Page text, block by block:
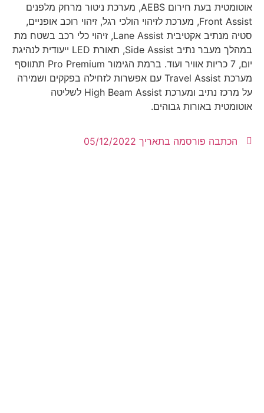
אוטומטית בעת חירום AEBS, מערכת ניטור מרחק מלפנים
Front Assist, מערכת לזיהוי הולכי רגל, זיהוי רוכב אופניים,
סטיה מנתיב אקטיבית Lane Assist, זיהוי כלי רכב בשטח מת
במהלך מעבר נתיב Side Assist, תאורת LED ייעודית לנהיגת
יום, 7 כריות אוויר ועוד. ברמת הגימור Pro Premium תתווסף
מערכת Travel Assist עם אפשרות לזחילה בפקקים ושמירה
על מרכז נתיב ומערכת High Beam Assist לשליטה
אוטומטית באורות גבוהים.
הכתבה פורסמה בתאריך 05/12/2022